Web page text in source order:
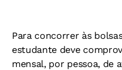
Para concorrer às
estudante deve
mensal, por pessoa, de